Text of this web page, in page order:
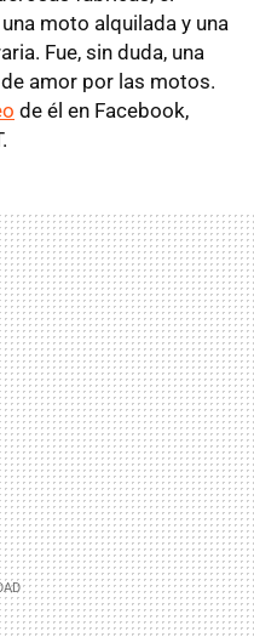
moto alquilada y una
Fue, sin duda, una
amor por las motos.
de él en Facebook,